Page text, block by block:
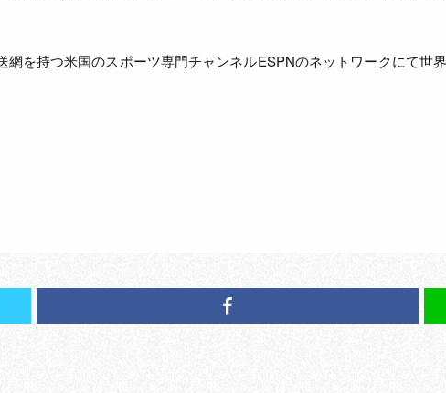
を持つ米国のスポーツ専門チャンネルESPNのネットワークにて世界